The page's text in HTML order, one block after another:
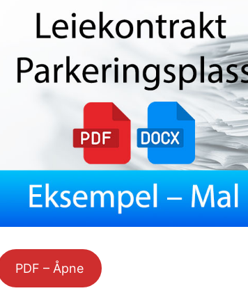
PDF – Åpne